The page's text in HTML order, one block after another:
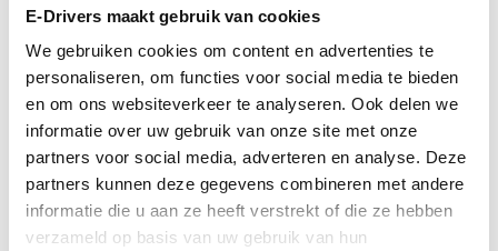
E-Drivers maakt gebruik van cookies
We gebruiken cookies om content en advertenties te
personaliseren, om functies voor social media te bieden
en om ons websiteverkeer te analyseren. Ook delen we
informatie over uw gebruik van onze site met onze
partners voor social media, adverteren en analyse. Deze
partners kunnen deze gegevens combineren met andere
informatie die u aan ze heeft verstrekt of die ze hebben
verzameld op basis van uw gebruik van hun
Veilig
Privéchauffeurs van
E-Drivers zijn dienstbaar en secuur.
Getrainde chauffeurs die zich goed
voorbereiden op uw dag.